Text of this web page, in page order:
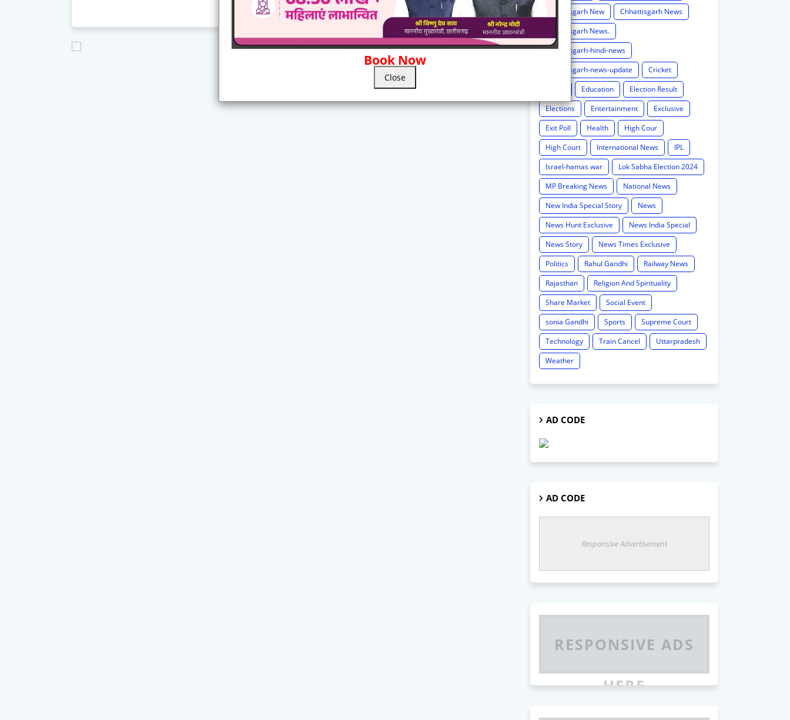
Book Now
Close
Chhattisgarh New
Chhattisgarh News
Chhattisgarh News.
Chhattisgarh-hindi-news
Chhattisgarh-news-update
Cricket
Education
Election Result
Elections
Entertainment
Exclusive
Exit Poll
Health
High Cour
High Court
International News
IPL
Israel-hamas war
Lok Sabha Election 2024
MP Breaking News
National News
New India Special Story
News
News Hunt Exclusive
News India Special
News Story
News Times Exclusive
Politics
Rahul Gandhi
Railway News
Rajasthan
Religion And Spirituality
Share Market
Social Event
sonia Gandhi
Sports
Supreme Court
Technology
Train Cancel
Uttarpradesh
Weather
AD CODE
AD CODE
Responsive Advertisement
RESPONSIVE ADS
HERE